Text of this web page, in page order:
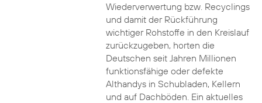
Wiederverwertung bzw. Recyclings
und damit der Rückführung
wichtiger Rohstoffe in den Kreislauf
zurückzugeben, horten die
Deutschen seit Jahren Millionen
funktionsfähige oder defekte
Althandys in Schubladen, Kellern
und auf Dachböden. Ein aktuelles